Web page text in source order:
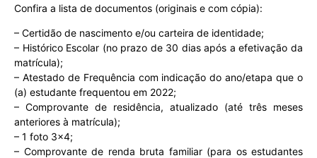
Confira a lista de documentos (originais e com cópia):
– Certidão de nascimento e/ou carteira de identidade;
– Histórico Escolar (no prazo de 30 dias após a efetivação da
matrícula);
– Atestado de Frequência com indicação do ano/etapa que o
(a) estudante frequentou em 2022;
– Comprovante de residência, atualizado (até três meses
anteriores à matrícula);
– 1 foto 3×4;
– Comprovante de renda bruta familiar (para os estudantes